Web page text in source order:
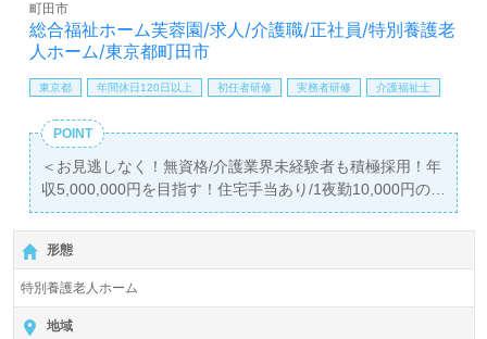
せお待ちしております。
総合福祉ホーム芙蓉園/求人/介護職/正社員/特別養護老
人ホーム/東京都町田市
町田市
東京都 年間休日120日以上 初任者研修 実務者研修 介護福祉士
POINT
＜お見逃しなく！無資格/介護業界未経験者も積極採用！年
収5,000,000円を目指す！住宅手当あり/1夜勤10,000円の
職場！＞
◎介護職/正社員募集◎【月給306,270円～401,660円/賞与
2回】『町田グランベリーパーク駅』徒歩7分。
入所定員190名（従来型個室/多床室）『総合福祉ホーム芙
蓉園』社会福祉法人芙蓉会（本部：東京都町田市）様の運
形態
特別養護老人ホーム
地域